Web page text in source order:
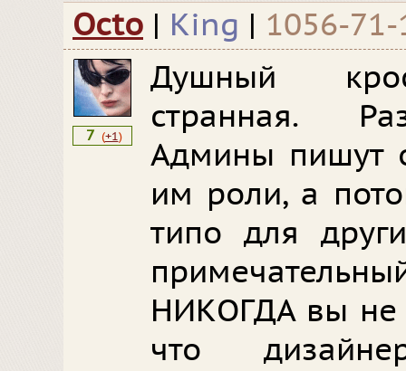
Octo | King | 1056-71-
7 (+1)
Душный
странная.
Админы пишут
им роли, а
типо для
НИКОГДА вы не
что